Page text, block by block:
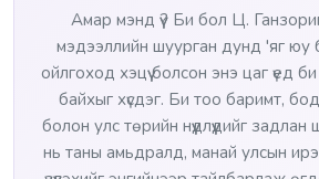
Амар мэнд үү? Би бол Ц.
мэдээллийн шуурган дунд 'яг юу
ойлгоход хэцүү болсон энэ цаг үед
байхыг хүсдэг. Би тоо баримт,
болон улс төрийн нүүдлүүдийг
нь таны амьдралд, манай улсын